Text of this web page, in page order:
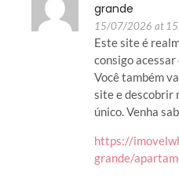
grande
15/07/2026 at
Este site é
consigo
Você também
site e descobrir
único. Venha
https://
grande/